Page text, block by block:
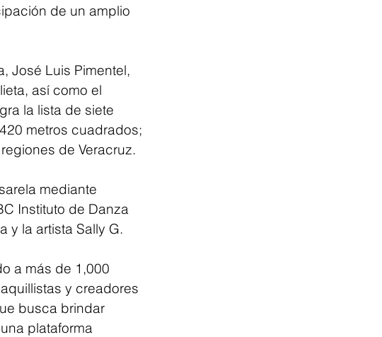
de un amplio
José Luis Pimentel,
así como el
la lista de siete
metros cuadrados;
de Veracruz.
mediante
Instituto de Danza
y la artista Sally G.
a más de 1,000
y creadores
busca brindar
plataforma